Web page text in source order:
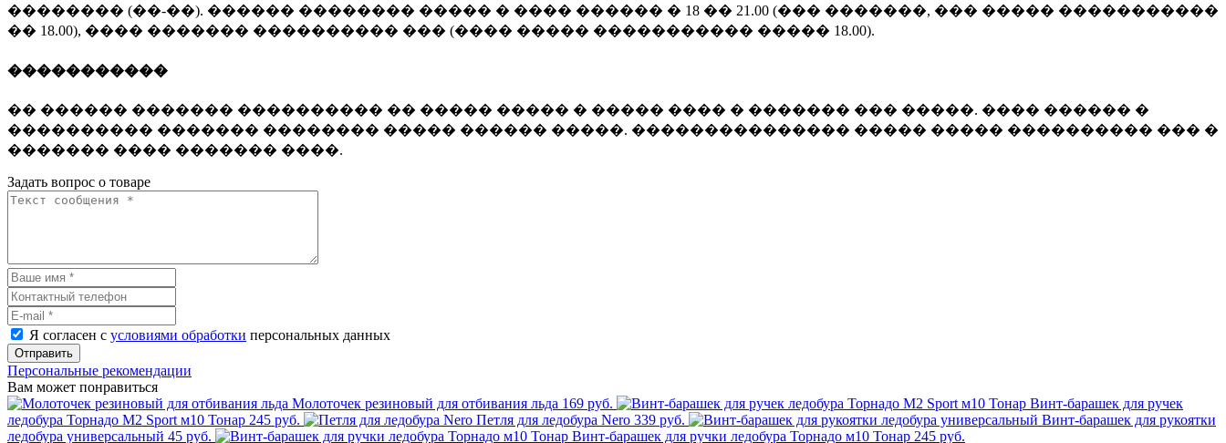
�������� (��-��). ������ �������� ����� � ���� ������ � 18 �� 21.00 (��� �������, ��� ����� �����������
�� 18.00), ���� ������� ���������� ��� (���� ����� ����������� ����� 18.00).
�����������
�� ������ ������� ���������� �� ����� ����� � ����� ���� � ������� ��� �����. ���� ������ �
���������� ������� �������� ����� ������ �����. ��������������� ����� ����� ���������� ��� �
������� ���� ������� ����.
Задать вопрос о товаре
Я согласен с условиями обработки персональных данных
Отправить
Персональные рекомендации
Вам может понравиться
Молоточек резиновый для отбивания льда 169 руб.
Винт-барашек для ручек
ледобура Торнадо М2 Sport м10 Тонар 245 руб. Петля для ледобура Nero 339 руб.
Винт-барашек для рукоятки
ледобура универсальный 45 руб. Винт-барашек для ручки ледобура Торнадо м10 Тонар 245 руб.